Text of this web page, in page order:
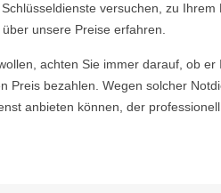
versuchen, zu
unsere Preise erfahren.
achten Sie immer darauf, ob
Preis bezahlen. Wegen solcher
anbieten können, der